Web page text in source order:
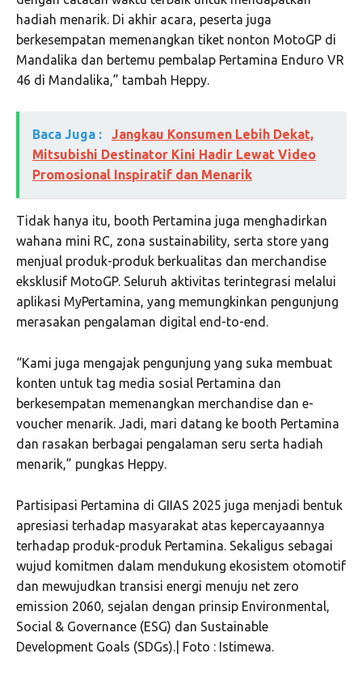
hadiah menarik. Di akhir acara, peserta juga
berkesempatan memenangkan tiket nonton MotoGP di
Mandalika dan bertemu pembalap Pertamina Enduro VR
46 di Mandalika,” tambah Heppy.
Baca Juga :
Jangkau Konsumen Lebih Dekat,
Mitsubishi Destinator Kini Hadir Lewat Video
Promosional Inspiratif dan Menarik
Tidak hanya itu, booth Pertamina juga menghadirkan
wahana mini RC, zona sustainability, serta store yang
menjual produk-produk berkualitas dan merchandise
eksklusif MotoGP. Seluruh aktivitas terintegrasi melalui
aplikasi MyPertamina, yang memungkinkan pengunjung
merasakan pengalaman digital end-to-end.
“Kami juga mengajak pengunjung yang suka membuat
konten untuk tag media sosial Pertamina dan
berkesempatan memenangkan merchandise dan e-
voucher menarik. Jadi, mari datang ke booth Pertamina
dan rasakan berbagai pengalaman seru serta hadiah
menarik,” pungkas Heppy.
Partisipasi Pertamina di GIIAS 2025 juga menjadi bentuk
apresiasi terhadap masyarakat atas kepercayaannya
terhadap produk-produk Pertamina. Sekaligus sebagai
wujud komitmen dalam mendukung ekosistem otomotif
dan mewujudkan transisi energi menuju net zero
emission 2060, sejalan dengan prinsip Environmental,
Social & Governance (ESG) dan Sustainable
Development Goals (SDGs).| Foto : Istimewa.